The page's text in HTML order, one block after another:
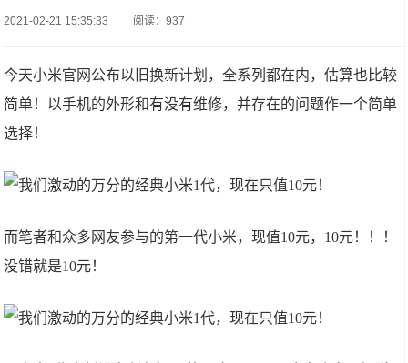
2021-02-21 15:35:33 阅读：937
今天小米官网公布以旧换新计划，全系列都在内，估算也比较
简单！以手机的外形和有没有维修，并存在的问题作一个简单
选择！
而笔者和众多网友参与的第一代小米，现值10元，10元！！！
没错就是10元！